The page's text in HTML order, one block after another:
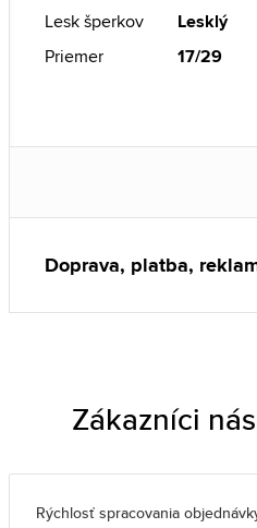
Lesk šperkov
Lesklý
Priemer
17/29
Doprava, platba,
Zákazníci
Rýchlosť spracovania